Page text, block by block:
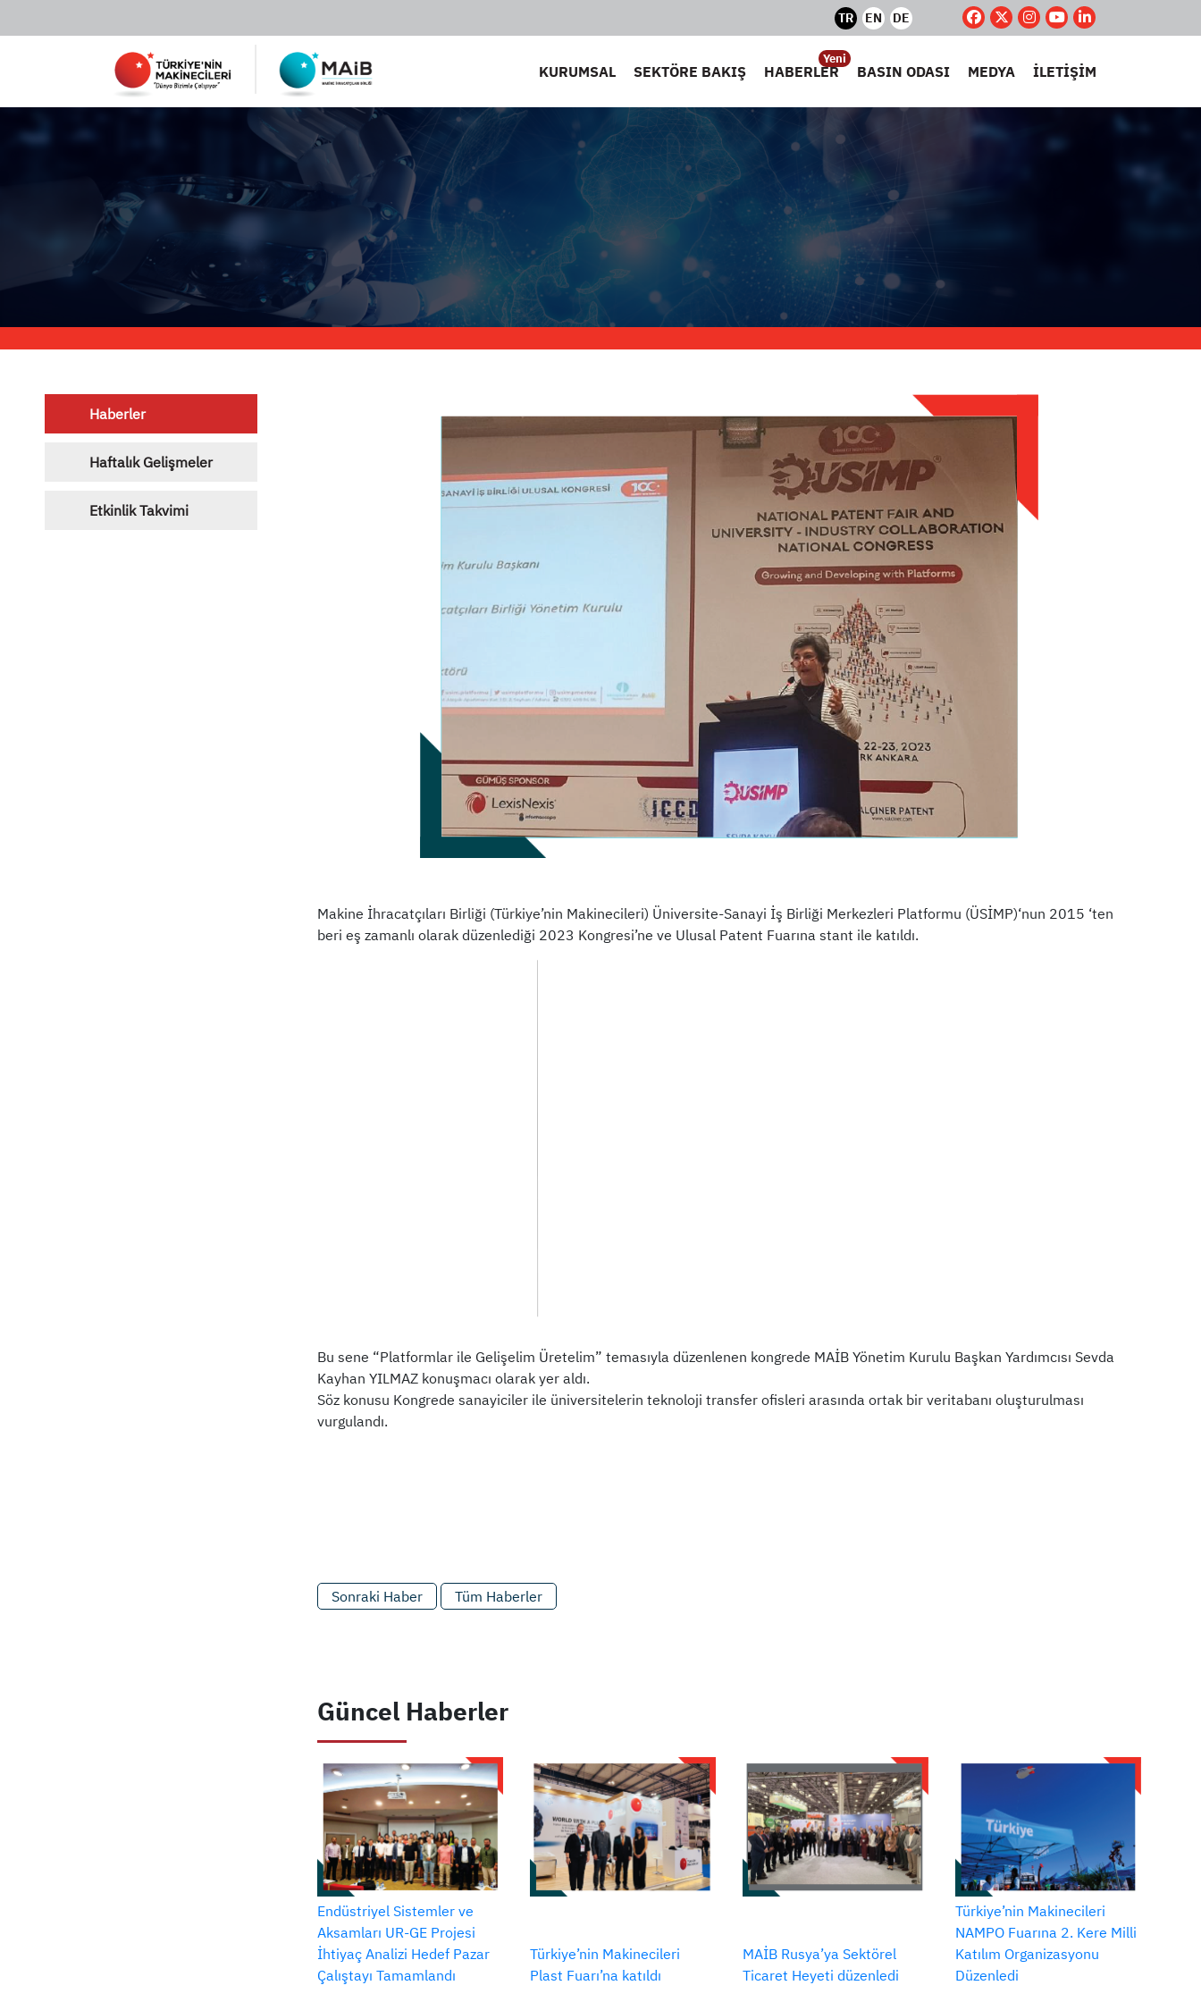
TR EN DE
KURUMSAL SEKTÖRE BAKIŞ
Yeni
HABERLER BASIN ODASI MEDYA İLETİŞİM
Haberler
Haftalık Gelişmeler
Etkinlik Takvimi
Makine İhracatçıları Birliği (Türkiye’nin Makinecileri) Üniversite-Sanayi İş Birliği Merkezleri Platformu (ÜSİMP)‘nun 2015 ‘ten
beri eş zamanlı olarak düzenlediği 2023 Kongresi’ne ve Ulusal Patent Fuarına stant ile katıldı.
Bu sene “Platformlar ile Gelişelim Üretelim” temasıyla düzenlenen kongrede MAİB Yönetim Kurulu Başkan Yardımcısı Sevda
Kayhan YILMAZ konuşmacı olarak yer aldı.
Söz konusu Kongrede sanayiciler ile üniversitelerin teknoloji transfer ofisleri arasında ortak bir veritabanı oluşturulması
vurgulandı.
Sonraki Haber Tüm Haberler
Güncel Haberler
Endüstriyel Sistemler ve
Aksamları UR-GE Projesi
İhtiyaç Analizi Hedef Pazar
Çalıştayı Tamamlandı
Türkiye’nin Makinecileri
Plast Fuarı’na katıldı
MAİB Rusya’ya Sektörel
Ticaret Heyeti düzenledi
Türkiye’nin Makinecileri
NAMPO Fuarına 2. Kere Milli
Katılım Organizasyonu
Düzenledi